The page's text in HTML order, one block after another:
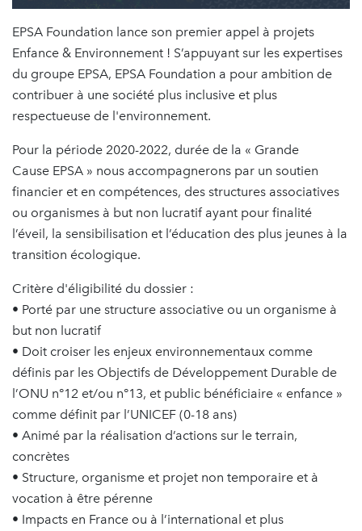
EPSA Foundation lance son premier appel à projets
Enfance & Environnement ! S’appuyant sur les expertises
du groupe EPSA, EPSA Foundation a pour ambition de
contribuer à une société plus inclusive et plus
respectueuse de l'environnement.
Pour la période 2020-2022, durée de la « Grande
Cause EPSA » nous accompagnerons par un soutien
financier et en compétences, des structures associatives
ou organismes à but non lucratif ayant pour finalité
l’éveil, la sensibilisation et l’éducation des plus jeunes à la
transition écologique.
Critère d'éligibilité du dossier :
• Porté par une structure associative ou un organisme à
but non lucratif
• Doit croiser les enjeux environnementaux comme
définis par les Objectifs de Développement Durable de
l’ONU n°12 et/ou n°13, et public bénéficiaire « enfance »
comme définit par l’UNICEF (0-18 ans)
• Animé par la réalisation d’actions sur le terrain,
concrètes
• Structure, organisme et projet non temporaire et à
vocation à être pérenne
• Impacts en France ou à l’international et plus